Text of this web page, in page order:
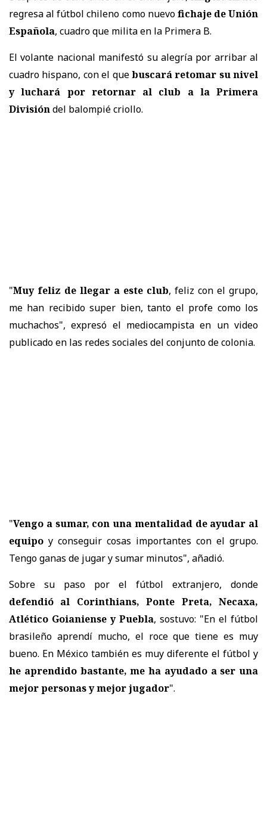
regresa al fútbol chileno como nuevofichaje de Unión
Española, cuadro que milita en la Primera B.
El volante nacional manifestó su alegría por arribar al
cuadro hispano, con el quebuscará retomar su nivel
y luchará por retornar al club a la Primera
Divisióndel balompié criollo.
"Muy feliz de llegar a este club, feliz con el grupo,
me han recibido super bien, tanto el profe como los
muchachos", expresó el mediocampista en un video
publicado en las redes sociales del conjunto de colonia.
"Vengo a sumar, con una mentalidad de ayudar al
equipo y conseguir cosas importantes con el grupo.
Tengo ganas de jugar y sumar minutos", añadió.
Sobre su paso por el fútbol extranjero, donde
defendió al Corinthians, Ponte Preta, Necaxa,
Atlético Goianiense y Puebla, sostuvo: "En el fútbol
brasileño aprendí mucho, el roce que tiene es muy
bueno. En México también es muy diferente el fútbol y
he aprendido bastante, me ha ayudado a ser una
mejor personas y mejor jugador".